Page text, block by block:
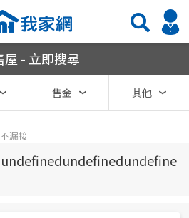
熱門關鍵字
屋 - 立即搜尋
售金 其他
漏接